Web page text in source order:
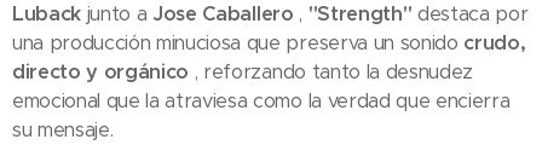
Luback junto a Jose Caballero , "Strength" destaca por
una producción minuciosa que preserva un sonido crudo,
directo y orgánico , reforzando tanto la desnudez
emocional que la atraviesa como la verdad que encierra
su mensaje.